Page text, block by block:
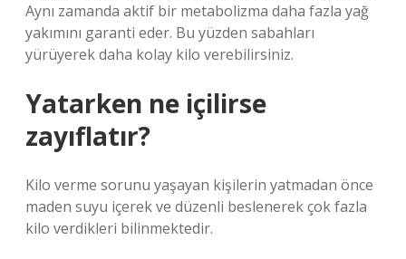
Aynı zamanda aktif bir metabolizma daha fazla yağ
yakımını garanti eder. Bu yüzden sabahları
yürüyerek daha kolay kilo verebilirsiniz.
Yatarken ne içilirse
zayıflatır?
Kilo verme sorunu yaşayan kişilerin yatmadan önce
maden suyu içerek ve düzenli beslenerek çok fazla
kilo verdikleri bilinmektedir.